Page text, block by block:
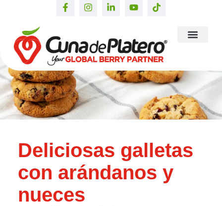
Deliciosas galletas
con arándanos y
nueces